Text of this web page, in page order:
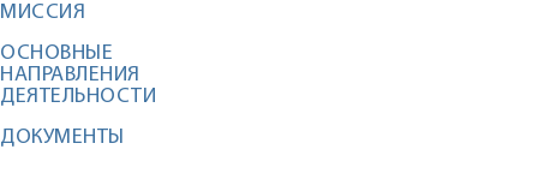
МИССИЯ
ОСНОВНЫЕ
НАПРАВЛЕНИЯ
ДЕЯТЕЛЬНОСТИ
ДОКУМЕНТЫ